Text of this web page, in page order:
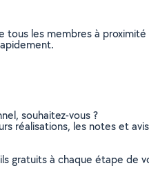
tous les membres à
souhaitez-vous ?
réalisations, les notes et
gratuits à chaque étape de